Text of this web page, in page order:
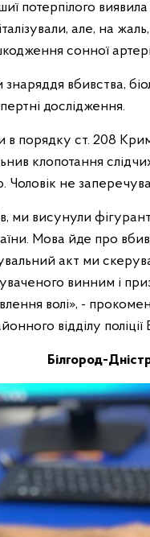
потерпілого виявила
але, на
сонної
знаряддя вбивства,
дослідження.
порядку ст. 208
клопотання
Чоловік не
ми висунули
Мова йде про
акт ми
винним і
волі», -
відділу
Білгород-